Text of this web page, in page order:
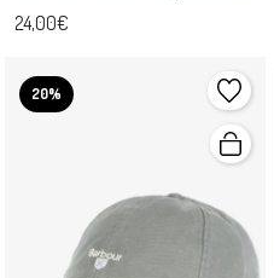
24,00€
20%